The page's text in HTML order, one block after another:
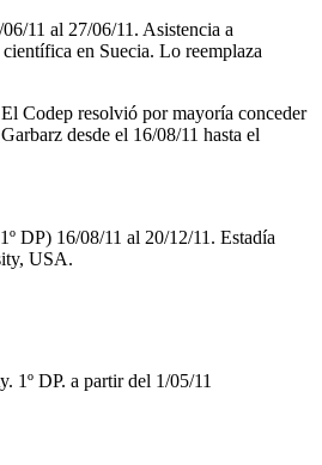
11 al 27/06/11. Asistencia a
en Suecia. Lo reemplaza
Codep resolvió por mayoría conceder
desde el 16/08/11 hasta el
16/08/11 al 20/12/11. Estadía
USA.
DP. a partir del 1/05/11